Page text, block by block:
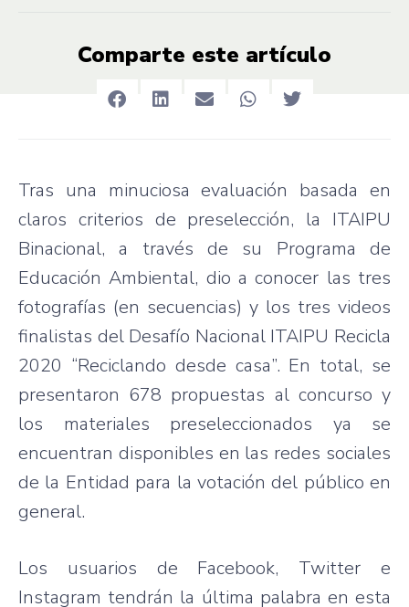
Comparte este artículo
Tras una minuciosa evaluación basada en
claros criterios de preselección, la ITAIPU
Binacional, a través de su Programa de
Educación Ambiental, dio a conocer las tres
fotografías (en secuencias) y los tres videos
finalistas del Desafío Nacional ITAIPU Recicla
2020 “Reciclando desde casa”. En total, se
presentaron 678 propuestas al concurso y
los materiales preseleccionados ya se
encuentran disponibles en las redes sociales
de la Entidad para la votación del público en
general.
Los usuarios de Facebook, Twitter e
Instagram tendrán la última palabra en esta